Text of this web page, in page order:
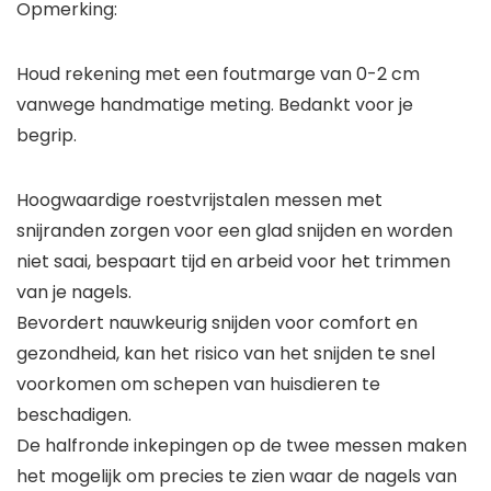
Opmerking:
Houd rekening met een foutmarge van 0-2 cm
vanwege handmatige meting. Bedankt voor je
begrip.
Hoogwaardige roestvrijstalen messen met
snijranden zorgen voor een glad snijden en worden
niet saai, bespaart tijd en arbeid voor het trimmen
van je nagels.
Bevordert nauwkeurig snijden voor comfort en
gezondheid, kan het risico van het snijden te snel
voorkomen om schepen van huisdieren te
beschadigen.
De halfronde inkepingen op de twee messen maken
het mogelijk om precies te zien waar de nagels van